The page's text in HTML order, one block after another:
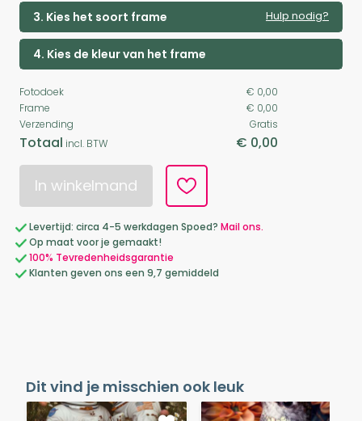
3. Kies het soort frame Hulp nodig?
4. Kies de kleur van het frame
Fotodoek
€ 0,00
Frame
€ 0,00
Verzending
Gratis
Totaal incl. BTW € 0,00
In winkelmand
Levertijd: circa 4-5 werkdagen Spoed? Mail ons.
Op maat voor je gemaakt!
100% Tevredenheidsgarantie
Klanten geven ons een 9,7 gemiddeld
Dit vind je misschien ook leuk